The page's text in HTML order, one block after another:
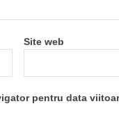
Site web
pentru data